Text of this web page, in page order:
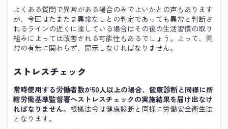
よくある質問で異常がある場合のみでよいかとの声もあります
が、今回はたまたま異常なしとの判定であっても異常と判断さ
れるラインの近くに達している場合はその後の生活習慣の取り
組みによっては改善される可能性もあるでしょう。よって、異
常の有無に関わらず、開示しなければなりません。
ストレスチェック
常時使用する労働者数が50人以上の場合、健康診断と同様に所
轄労働基準監督署へストレスチェックの実施結果を届け出なけ
ればなりません。根拠法令は健康診断と同様に労働安全衛生法
となります。